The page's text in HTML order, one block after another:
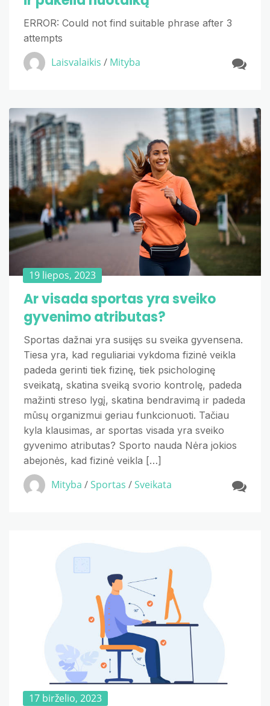
ERROR: Could not find suitable phrase after 3
attempts
Laisvalaikis / Mityba
19 liepos, 2023
Ar visada sportas yra sveiko
gyvenimo atributas?
Sportas dažnai yra susijęs su sveika gyvensena.
Tiesa yra, kad reguliariai vykdoma fizinė veikla
padeda gerinti tiek fizinę, tiek psichologinę
sveikatą, skatina sveiką svorio kontrolę, padeda
mažinti streso lygį, skatina bendravimą ir padeda
mūsų organizmui geriau funkcionuoti. Tačiau
kyla klausimas, ar sportas visada yra sveiko
gyvenimo atributas? Sporto nauda Nėra jokios
abejonės, kad fizinė veikla […]
Mityba /Sportas /Sveikata
17 birželio, 2023